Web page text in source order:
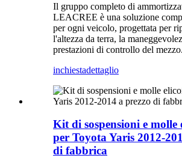
Il gruppo completo di
LEACREE è una soluzione
per ogni veicolo, progettata per
l'altezza da terra, la
prestazioni di controllo del mezzo.
inchiestadettaglio
Kit di sospensioni e molle
per Toyota Yaris 2012-
di fabbrica